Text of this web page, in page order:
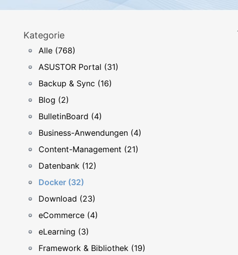
Kategorie
Alle (768)
ASUSTOR Portal (31)
Backup & Sync (16)
Blog (2)
BulletinBoard (4)
Business-Anwendungen (4)
Content-Management (21)
Datenbank (12)
Docker (32)
Download (23)
eCommerce (4)
eLearning (3)
Framework & Bibliothek (19)